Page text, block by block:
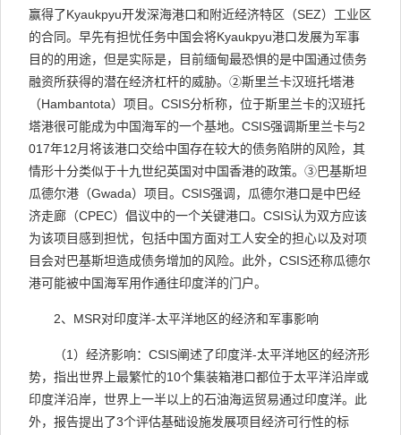
赢得了Kyaukpyu开发深海港口和附近经济特区（SEZ）工业区
的合同。早先有担忧任务中国会将Kyaukpyu港口发展为军事
目的的用途，但是实际是，目前缅甸最恐惧的是中国通过债务
融资所获得的潜在经济杠杆的威胁。②斯里兰卡汉班托塔港
（Hambantota）项目。CSIS分析称，位于斯里兰卡的汉班托
塔港很可能成为中国海军的一个基地。CSIS强调斯里兰卡与2
017年12月将该港口交给中国存在较大的债务陷阱的风险，其
情形十分类似于十九世纪英国对中国香港的政策。③巴基斯坦
瓜德尔港（Gwada）项目。CSIS强调，瓜德尔港口是中巴经
济走廊（CPEC）倡议中的一个关键港口。CSIS认为双方应该
为该项目感到担忧，包括中国方面对工人安全的担心以及对项
目会对巴基斯坦造成债务增加的风险。此外，CSIS还称瓜德尔
港可能被中国海军用作通往印度洋的门户。
2、 MSR对印度洋-太平洋地区的经济和军事影响
（1 ）经济影响：CSIS阐述了印度洋-太平洋地区的经济形
势，指出世界上最繁忙的10个集装箱港口都位于太平洋沿岸或
印度洋沿岸，世界上一半以上的石油海运贸易通过印度洋。此
外，报告提出了3个评估基础设施发展项目经济可行性的标